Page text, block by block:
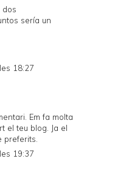
dos
sería un
18:27
Em fa molta
el teu blog. Ja el
preferits.
19:37